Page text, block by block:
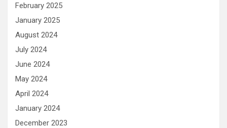
February 2025
January 2025
August 2024
July 2024
June 2024
May 2024
April 2024
January 2024
December 2023